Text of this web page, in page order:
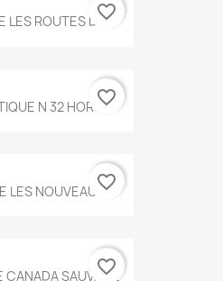
LES ROUTES DE...
favorite_border
N 32 HORS...
favorite_border
LES NOUVEAUX...
favorite_border
CANADA SAUVAGE
favorite_border